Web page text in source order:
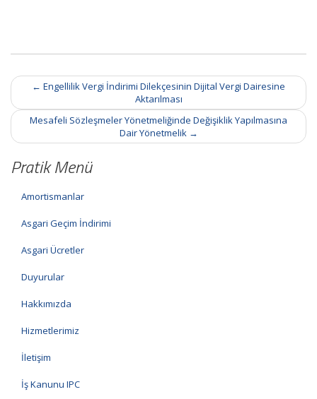
Post
navigation
← Engellilik Vergi İndirimi Dilekçesinin Dijital Vergi Dairesine
Aktarılması
Mesafeli Sözleşmeler Yönetmeliğinde Değişiklik Yapılmasına
Dair Yönetmelik →
Pratik Menü
Amortismanlar
Asgari Geçim İndirimi
Asgari Ücretler
Duyurular
Hakkımızda
Hizmetlerimiz
İletişim
İş Kanunu IPC